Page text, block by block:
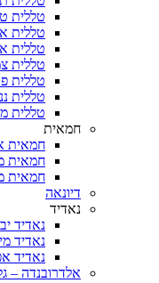
טללית
טללית
טללית
טללית
טללית
טללית
טללית
חמאית
חמאית
חמאית
חמאית
דיונאה
נאדיד
נאדיד
נאדיד
נאדיד
אלדרובנדה –